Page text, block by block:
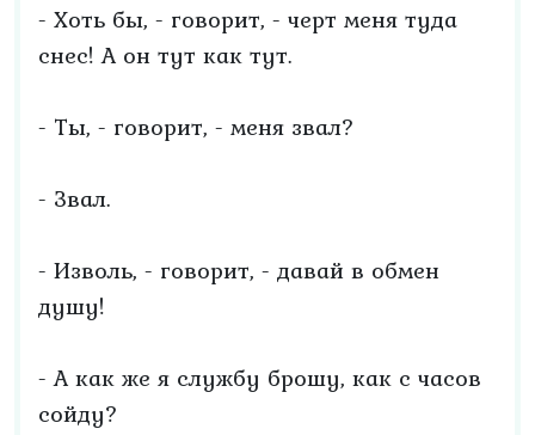
- Хоть бы, - говорит, - черт меня туда
снес! А он тут как тут.
- Ты, - говорит, - меня звал?
- Звал.
- Изволь, - говорит, - давай в обмен
душу!
- А как же я службу брошу, как с часов
сойду?